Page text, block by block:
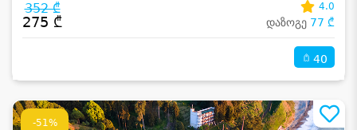
352 ₾
275 ₾
4.0
დაზოგე 77 ₾
40
-51%